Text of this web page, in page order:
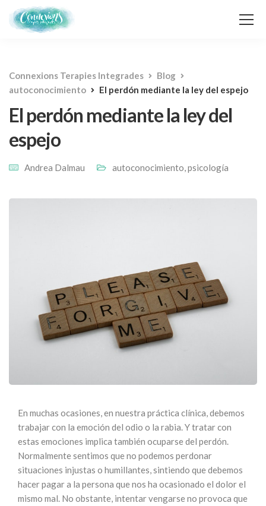
Connexions Terapies Integrades
Blog
autoconocimiento
El perdón mediante la ley del espejo
El perdón mediante la ley del
espejo
Andrea Dalmau autoconocimiento,psicología
En muchas ocasiones, en nuestra práctica clínica, debemos
trabajar con la emoción del odio o la rabia. Y tratar con
estas emociones implica también ocuparse del perdón.
Normalmente sentimos que no podemos perdonar
situaciones injustas o humillantes, sintiendo que debemos
hacer pagar a la persona que nos ha ocasionado el dolor el
mismo mal. No obstante, intentar vengarse no provoca que